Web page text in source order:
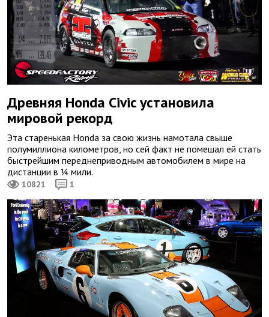
Древняя Honda Civic установила
мировой рекорд
Эта старенькая Honda за свою жизнь намотала свыше
полумиллиона километров, но сей факт не помешал ей стать
быстрейшим переднеприводным автомобилем в мире на
дистанции в ¼ мили.
10821 1